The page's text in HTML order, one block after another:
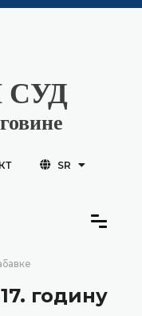
СУД
SR
годину